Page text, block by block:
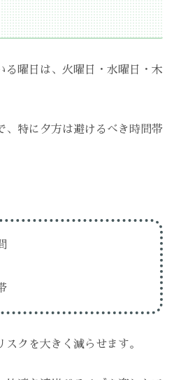
る曜日は、火曜日・水曜日・木
、特に夕方は避けるべき時間帯
クを大きく減らせます。